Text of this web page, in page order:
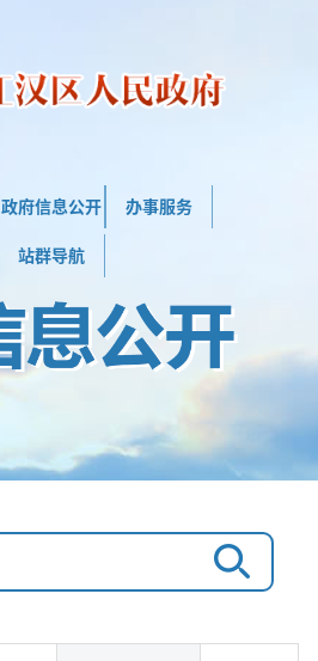
政府信息公开 办事服务
站群导航